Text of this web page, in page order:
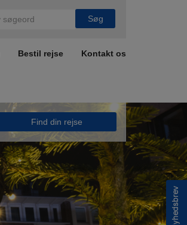
Bestil rejse Kontakt os
Find din rejse